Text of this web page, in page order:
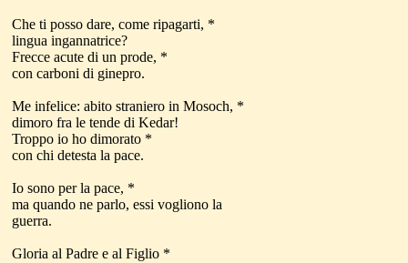
Che ti posso dare, come ripagarti, *
lingua ingannatrice?
Frecce acute di un prode, *
con carboni di ginepro.
Me infelice: abito straniero in Mosoch, *
dimoro fra le tende di Kedar!
Troppo io ho dimorato *
con chi detesta la pace.
Io sono per la pace, *
ma quando ne parlo, essi vogliono la
guerra.
Gloria al Padre e al Figlio *